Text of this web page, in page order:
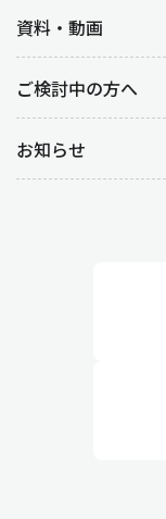
資料・動画
ご検討中の方へ
お知らせ